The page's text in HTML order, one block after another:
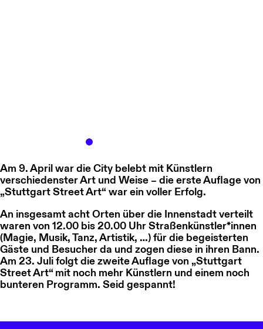
Am 9. Aprilwar die City belebt mit Künstlern
verschiedenster Art und Weise – die erste Auflage von
„Stuttgart Street Art“ war ein voller Erfolg.
An insgesamt acht Orten über die Innenstadt verteilt
waren von 12.00 bis 20.00 Uhr Straßenkünstler*innen
(Magie, Musik, Tanz, Artistik, …) für die begeisterten
Gäste und Besucher da und zogen diese in ihren Bann.
Am 23. Juli folgt die zweite Auflage von „Stuttgart
Street Art“ mit noch mehr Künstlern und einem noch
bunteren Programm. Seid gespannt!